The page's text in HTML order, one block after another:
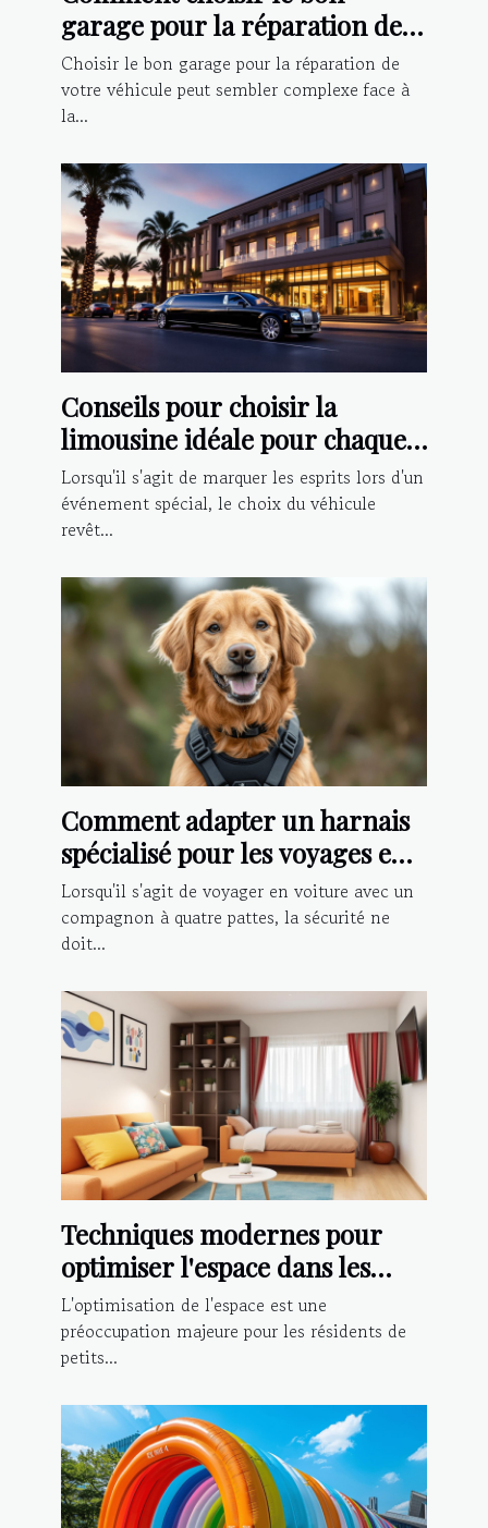
garage pour la réparation de
votre véhicule ?
Choisir le bon garage pour la réparation de
votre véhicule peut sembler complexe face à
la...
Conseils pour choisir la
limousine idéale pour chaque
type d'événement
Lorsqu'il s'agit de marquer les esprits lors d'un
événement spécial, le choix du véhicule
revêt...
Comment adapter un harnais
spécialisé pour les voyages en
voiture avec votre chien
Lorsqu'il s'agit de voyager en voiture avec un
compagnon à quatre pattes, la sécurité ne
doit...
Techniques modernes pour
optimiser l'espace dans les
petits appartements
L'optimisation de l'espace est une
préoccupation majeure pour les résidents de
petits...